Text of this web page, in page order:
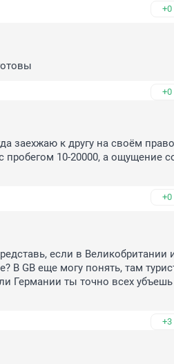
+0
+0
заехжаю к другу на своём
10-20000, а ощущение
+0
если в Великобритании
В GB еще могу понять, там
Германии ты точно всех
+3